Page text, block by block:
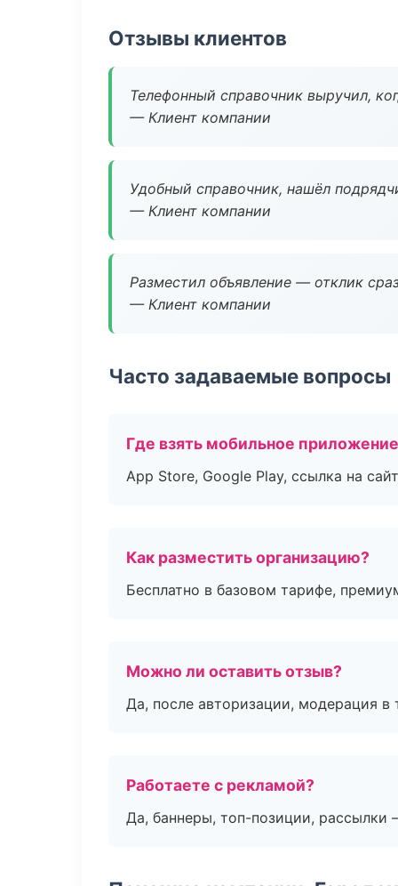
Отзывы клиентов
Телефонный справочник выручил,
— Клиент компании
Удобный справочник, нашёл
— Клиент компании
Разместил объявление — отклик
— Клиент компании
Часто задаваемые вопросы
Где взять мобильное
App Store, Google Play, ссылка на
Как разместить организацию?
Бесплатно в базовом тарифе,
Можно ли оставить отзыв?
Да, после авторизации, модерация в
Работаете с рекламой?
Да, баннеры, топ-позиции, рассылки